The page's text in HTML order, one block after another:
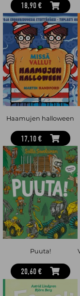
18,90 €
Haamujen halloween
17,10 €
Puuta!
20,60 €